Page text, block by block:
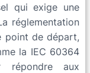
qui exige une
réglementation
point de départ,
la IEC 60364
répondre aux